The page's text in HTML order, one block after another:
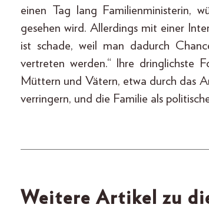
einen Tag lang Familienministerin,
gesehen wird. Allerdings mit einer
ist schade, weil man dadurch
vertreten werden.“ Ihre dringlichste
Müttern und Vätern, etwa durch das
verringern, und die Familie als
Weitere Artikel zu